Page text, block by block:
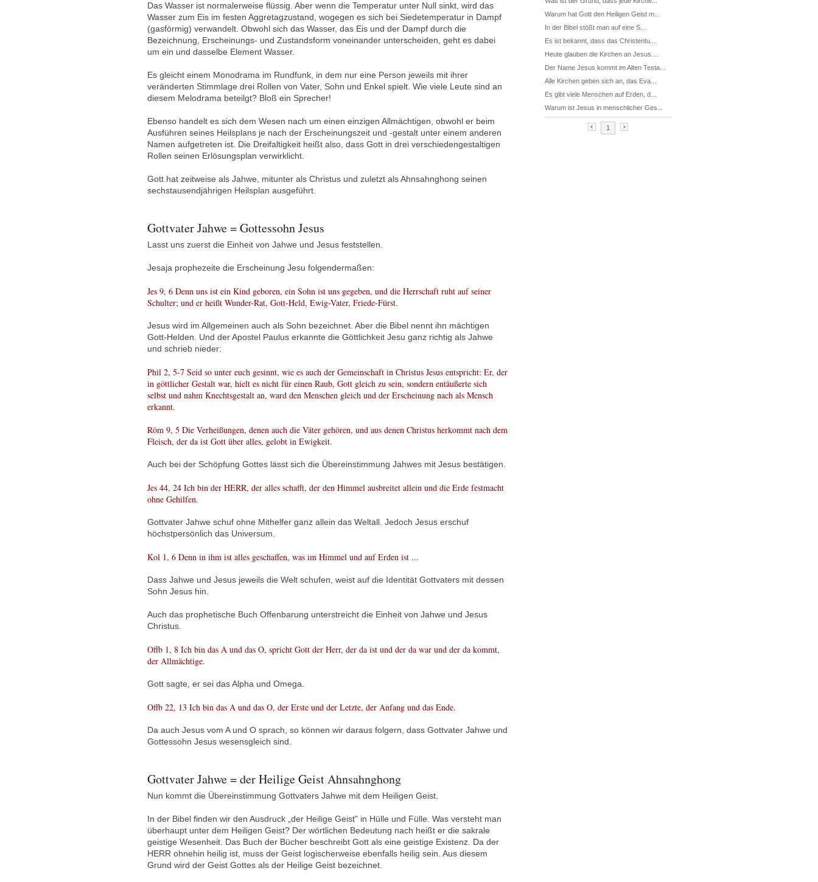
Das Wasser ist normalerweise flüssig. Aber wenn die Temperatur unter Null sinkt, wird das
Wasser zum Eis im festen Aggretagzustand, wogegen es sich bei Siedetemperatur in Dampf
(gasförmig) verwandelt. Obwohl sich das Wasser, das Eis und der Dampf durch die
Bezeichnung, Erscheinungs- und Zustandsform voneinander unterscheiden, geht es dabei
um ein und dasselbe Element Wasser.
Es gleicht einem Monodrama im Rundfunk, in dem nur eine Person jeweils mit ihrer
veränderten Stimmlage drei Rollen von Vater, Sohn und Enkel spielt. Wie viele Leute sind an
diesem Melodrama beteilgt? Bloß ein Sprecher!
Ebenso handelt es sich dem Wesen nach um einen einzigen Allmächtigen, obwohl er beim
Ausführen seines Heilsplans je nach der Erscheinungszeit und -gestalt unter einem anderen
Namen aufgetreten ist. Die Dreifaltigkeit heißt also, dass Gott in drei verschiedengestaltigen
Rollen seinen Erlösungsplan verwirklicht.
Gott hat zeitweise als Jahwe, mitunter als Christus und zuletzt als Ahnsahnghong seinen
sechstausendjährigen Heilsplan ausgeführt.
Gottvater Jahwe = Gottessohn Jesus
Lasst uns zuerst die Einheit von Jahwe und Jesus feststellen.
Jesaja prophezeite die Erscheinung Jesu folgendermaßen:
Jes 9, 6 Denn uns ist ein Kind geboren, ein Sohn ist uns gegeben, und die Herrschaft ruht auf seiner
Schulter; und er heißt Wunder-Rat, Gott-Held, Ewig-Vater, Friede-Fürst.
Jesus wird im Allgemeinen auch als Sohn bezeichnet. Aber die Bibel nennt ihn mächtigen
Gott-Helden. Und der Apostel Paulus erkannte die Göttlichkeit Jesu ganz richtig als Jahwe
und schrieb nieder:
Phil 2, 5-7 Seid so unter euch gesinnt, wie es auch der Gemeinschaft in Christus Jesus entspricht: Er, der
in göttlicher Gestalt war, hielt es nicht für einen Raub, Gott gleich zu sein, sondern entäußerte sich
selbst und nahm Knechtsgestalt an, ward den Menschen gleich und der Erscheinung nach als Mensch
erkannt.
Röm 9, 5 Die Verheißungen, denen auch die Väter gehören, und aus denen Christus herkommt nach dem
Fleisch, der da ist Gott über alles, gelobt in Ewigkeit.
Auch bei der Schöpfung Gottes lässt sich die Übereinstimmung Jahwes mit Jesus bestätigen.
Jes 44, 24 Ich bin der HERR, der alles schafft, der den Himmel ausbreitet allein und die Erde festmacht
ohne Gehilfen.
Gottvater Jahwe schuf ohne Mithelfer ganz allein das Weltall. Jedoch Jesus erschuf
höchstpersönlich das Universum.
Kol 1, 6 Denn in ihm ist alles geschaffen, was im Himmel und auf Erden ist ...
Dass Jahwe und Jesus jeweils die Welt schufen, weist auf die Identität Gottvaters mit dessen
Sohn Jesus hin.
Auch das prophetische Buch Offenbarung unterstreicht die Einheit von Jahwe und Jesus
Christus.
Offb 1, 8 Ich bin das A und das O, spricht Gott der Herr, der da ist und der da war und der da kommt,
der Allmächtige.
Gott sagte, er sei das Alpha und Omega.
Offb 22, 13 Ich bin das A und das O, der Erste und der Letzte, der Anfang und das Ende.
Da auch Jesus vom A und O sprach, so können wir daraus folgern, dass Gottvater Jahwe und
Gottessohn Jesus wesensgleich sind.
Gottvater Jahwe = der Heilige Geist Ahnsahnghong
Nun kommt die Übereinstimmung Gottvaters Jahwe mit dem Heiligen Geist.
In der Bibel finden wir den Ausdruck „der Heilige Geist" in Hülle und Fülle. Was versteht man
überhaupt unter dem Heiligen Geist? Der wörtlichen Bedeutung nach heißt er die sakrale
geistige Wesenheit. Das Buch der Bücher beschreibt Gott als eine geistige Existenz. Da der
HERR ohnehin heilig ist, muss der Geist logischerweise ebenfalls heilig sein. Aus diesem
Grund wird der Geist Gottes als der Heilige Geist bezeichnet.